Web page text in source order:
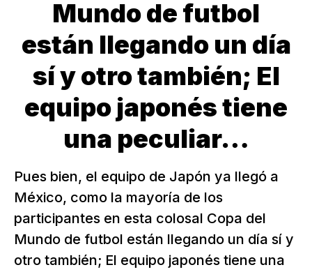
Mundo de futbol
están llegando un día
sí y otro también; El
equipo japonés tiene
una peculiar…
Pues bien, el equipo de Japón ya llegó a
México, como la mayoría de los
participantes en esta colosal Copa del
Mundo de futbol están llegando un día sí y
otro también; El equipo japonés tiene una